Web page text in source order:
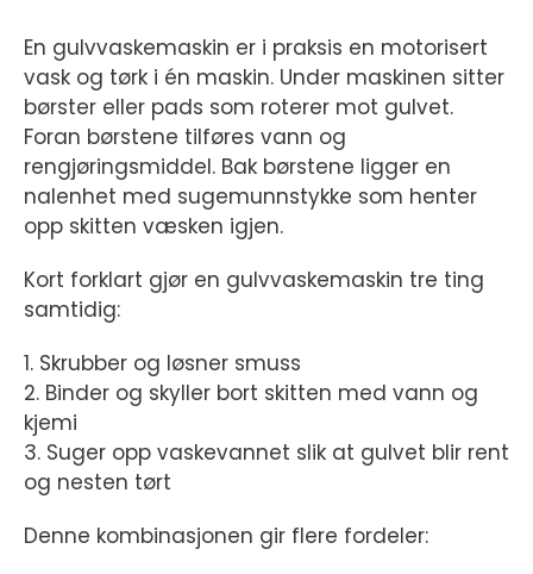
En gulvvaskemaskin er i praksis en motorisert
vask og tørk i én maskin. Under maskinen sitter
børster eller pads som roterer mot gulvet.
Foran børstene tilføres vann og
rengjøringsmiddel. Bak børstene ligger en
nalenhet med sugemunnstykke som henter
opp skitten væsken igjen.
Kort forklart gjør en gulvvaskemaskin tre ting
samtidig:
1. Skrubber og løsner smuss
2. Binder og skyller bort skitten med vann og
kjemi
3. Suger opp vaskevannet slik at gulvet blir rent
og nesten tørt
Denne kombinasjonen gir flere fordeler: